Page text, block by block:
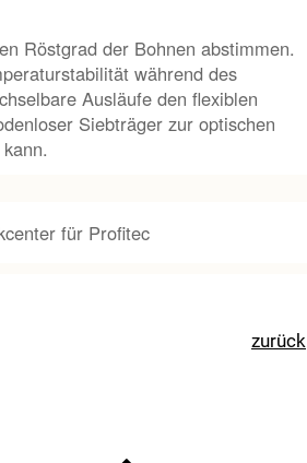
Röstgrad der Bohnen abstimmen.
während des
Ausläufe den flexiblen
Siebträger zur optischen
für Profitec
zurück